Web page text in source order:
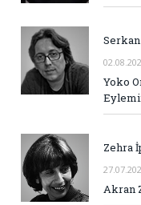
Serkan
Yoko
Zehra
Akran